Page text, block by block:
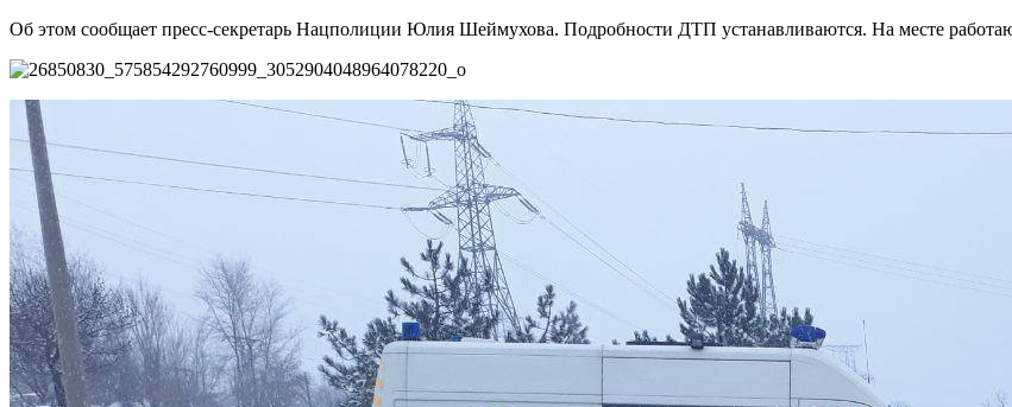
Об этом сообщает пресс-секретарь Нацполиции Юлия Шеймухова. Подробности ДТП устанавливаются. На месте